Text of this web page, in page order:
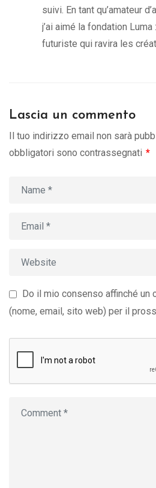
suivi. En tant qu’amateur
j’ai aimé la fondation Luma
futuriste qui ravira les
Lascia un commento
Il tuo indirizzo email non sarà
obbligatori sono contrassegnati *
Do il mio consenso affinché un
(nome, email, sito web) per il